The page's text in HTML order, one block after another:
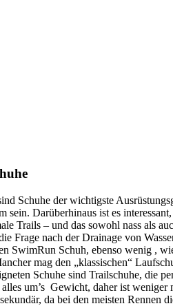
Schuhe der wichtigste
sein. Darüberhinaus ist es
Trails – und das sowohl nass als
Frage nach der Drainage von
SwimRun Schuh, ebenso wenig ,
mag den „klassischen“
Schuhe sind Trailschuhe, die
um’s Gewicht, daher ist
da bei den meisten Rennen